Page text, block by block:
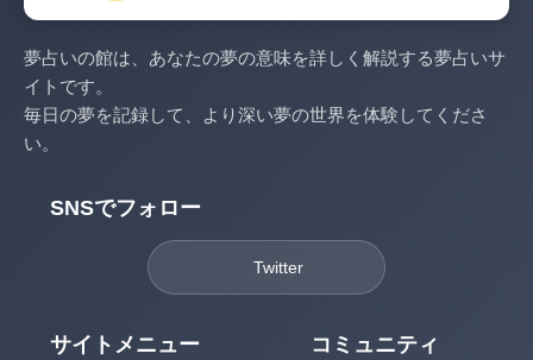
夢占いの館は、あなたの夢の意味を詳しく解説する夢占いサ
イトです。
毎日の夢を記録して、より深い夢の世界を体験してくださ
い。
SNSでフォロー
Twitter
サイトメニュー コミュニティ